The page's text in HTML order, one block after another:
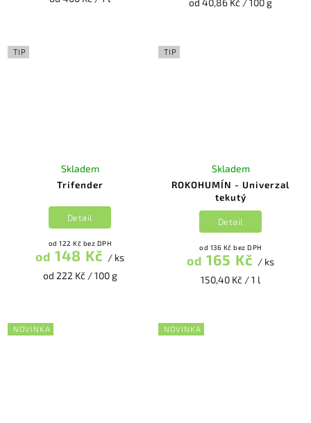
od 40,86 Kč / 100 g
TIP
Trifender
Skladem
od 122 Kč bez DPH
od 148 Kč / ks
od 222 Kč / 100 g
Detail
TIP
ROKOHUMÍN - Univerzal
tekutý
Skladem
od 136 Kč bez DPH
od 165 Kč / ks
150,40 Kč / 1 l
Detail
NOVINKA NOVINKA